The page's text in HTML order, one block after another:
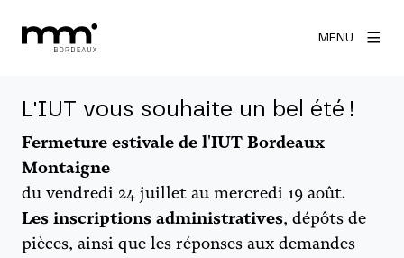
MENU
L'IUT vous souhaite un bel été !
Fermeture estivale de l'IUT Bordeaux
Montaigne
du vendredi 24 juillet au mercredi 19 août.
Les inscriptions administratives, dépôts de
pièces, ainsi que les réponses aux demandes